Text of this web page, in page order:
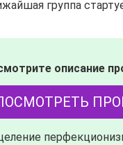
группа
описание